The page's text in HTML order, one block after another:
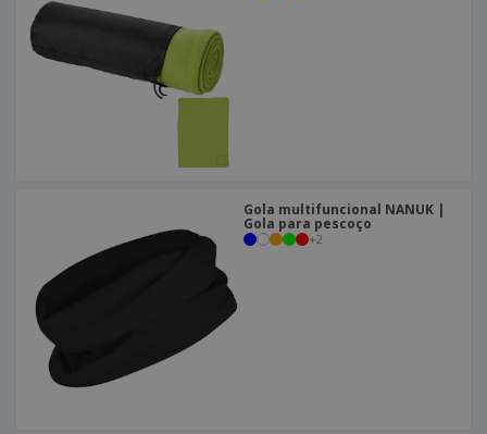
Gola multifuncional NANUK |
Gola para pescoço
+2